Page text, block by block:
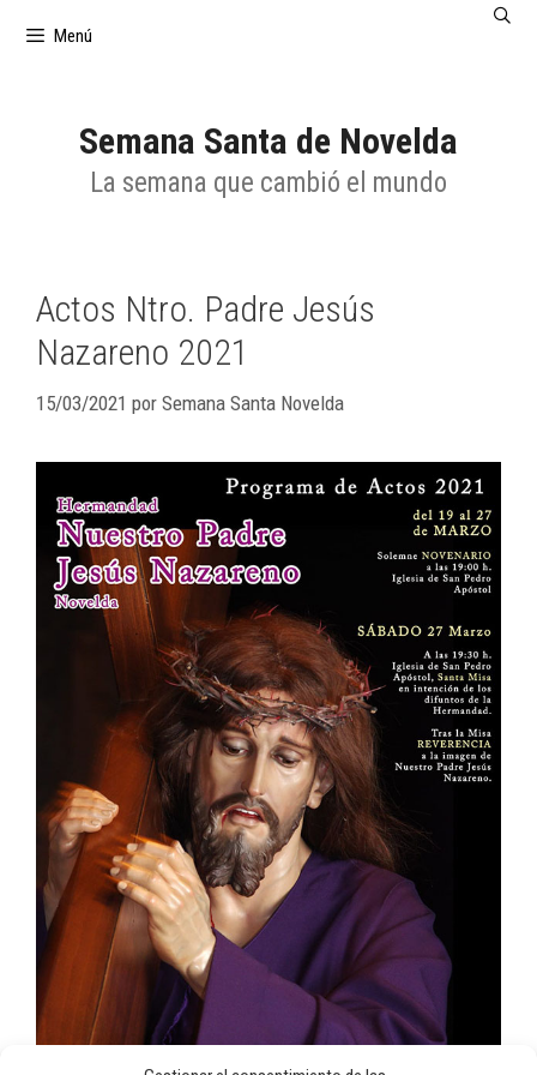
Menú
Semana Santa de Novelda
La semana que cambió el mundo
Actos Ntro. Padre Jesús
Nazareno 2021
15/03/2021 por Semana Santa Novelda